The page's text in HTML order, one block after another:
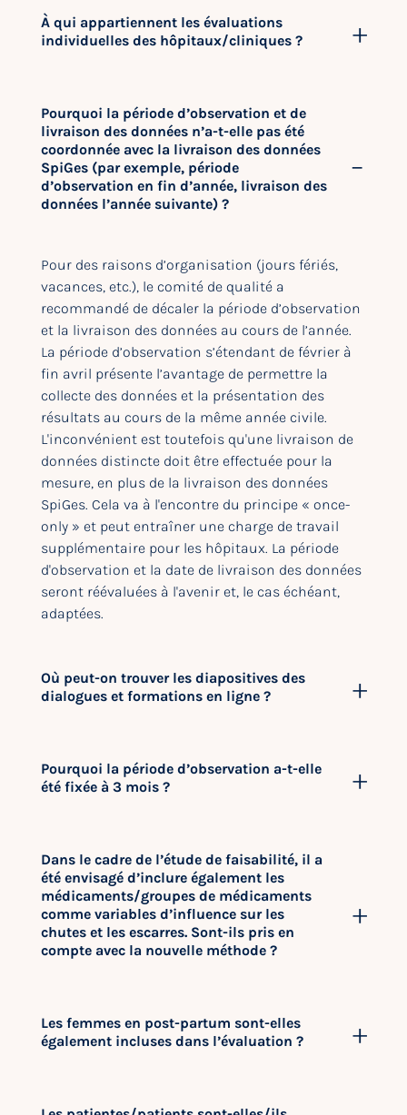
À qui appartiennent les évaluations
individuelles des hôpitaux/cliniques ?
Pourquoi la période d’observation et de
livraison des données n’a-t-elle pas été
coordonnée avec la livraison des données
SpiGes (par exemple, période
d’observation en fin d’année, livraison des
données l’année suivante) ?
Pour des raisons d’organisation (jours fériés,
vacances, etc.), le comité de qualité a
recommandé de décaler la période d’observation
et la livraison des données au cours de l’année.
La période d’observation s’étendant de février à
fin avril présente l’avantage de permettre la
collecte des données et la présentation des
résultats au cours de la même année civile.
L'inconvénient est toutefois qu'une livraison de
données distincte doit être effectuée pour la
mesure, en plus de la livraison des données
SpiGes. Cela va à l'encontre du principe « once-
only » et peut entraîner une charge de travail
supplémentaire pour les hôpitaux. La période
d'observation et la date de livraison des données
seront réévaluées à l'avenir et, le cas échéant,
adaptées.
Où peut-on trouver les diapositives des
dialogues et formations en ligne ?
Pourquoi la période d’observation a-t-elle
été fixée à 3 mois ?
Dans le cadre de l’étude de faisabilité, il a
été envisagé d’inclure également les
médicaments/groupes de médicaments
comme variables d’influence sur les
chutes et les escarres. Sont-ils pris en
compte avec la nouvelle méthode ?
Les femmes en post-partum sont-elles
également incluses dans l’évaluation ?